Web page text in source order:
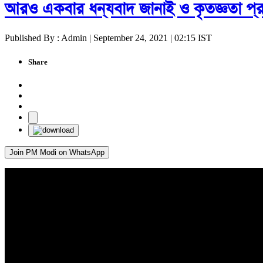
আরও একবার ধন্যবাদ জানাই ও কৃতজ্ঞতা
Published By : Admin | September 24, 2021 | 02:15 IST
Share
Join PM Modi on WhatsApp